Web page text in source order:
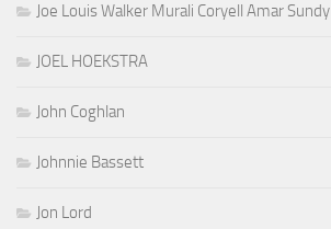
Joe Louis Walker Murali Coryell Amar Sundy
JOEL HOEKSTRA
John Coghlan
Johnnie Bassett
Jon Lord